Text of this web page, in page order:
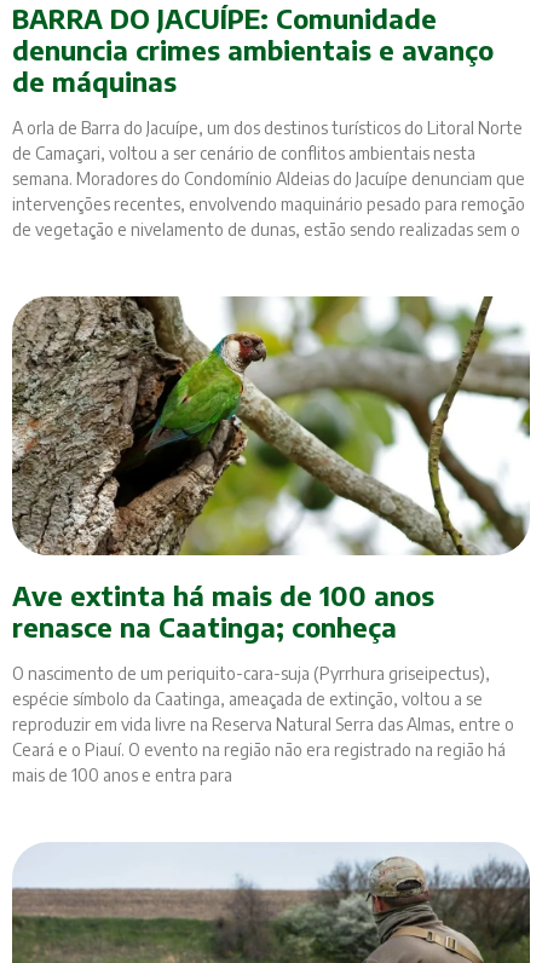
BARRA DO JACUÍPE: Comunidade
denuncia crimes ambientais e avanço
de máquinas
A orla de Barra do Jacuípe, um dos destinos turísticos do Litoral Norte
de Camaçari, voltou a ser cenário de conflitos ambientais nesta
semana. Moradores do Condomínio Aldeias do Jacuípe denunciam que
intervenções recentes, envolvendo maquinário pesado para remoção
de vegetação e nivelamento de dunas, estão sendo realizadas sem o
Ave extinta há mais de 100 anos
renasce na Caatinga; conheça
O nascimento de um periquito-cara-suja (Pyrrhura griseipectus),
espécie símbolo da Caatinga, ameaçada de extinção, voltou a se
reproduzir em vida livre na Reserva Natural Serra das Almas, entre o
Ceará e o Piauí. O evento na região não era registrado na região há
mais de 100 anos e entra para